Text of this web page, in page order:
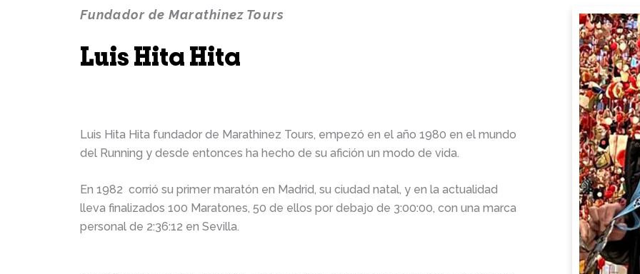
Fundador de Marathinez Tours
Luis Hita Hita
Luis Hita Hita fundador de Marathinez Tours, empezó en el año 1980 en el mundo
del Running y desde entonces ha hecho de su afición un modo de vida.
En 1982 corrió su primer maratón en Madrid, su ciudad natal, y en la actualidad
lleva finalizados 100 Maratones, 50 de ellos por debajo de 3:00:00, con una marca
personal de 2:36:12 en Sevilla.